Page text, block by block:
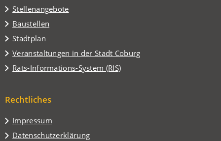
Stellenangebote
Baustellen
Stadtplan
(Öffnet
in
einem
neuen
Veranstaltungen in der Stadt Coburg
(Öffnet
in
einem
Tab)
Rats-Informations-System (RIS)
(Öffnet
neuen
Rechtliches
Impressum
Datenschutzerklärung